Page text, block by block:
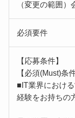
（変更の範囲
必須要件
【応募条件】
【必須(Must)条件
■IT業界におけ
経験をお持ちの